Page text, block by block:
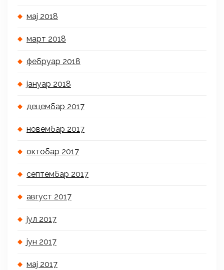
мај 2018
март 2018
фебруар 2018
јануар 2018
децембар 2017
новембар 2017
октобар 2017
септембар 2017
август 2017
јул 2017
јун 2017
мај 2017